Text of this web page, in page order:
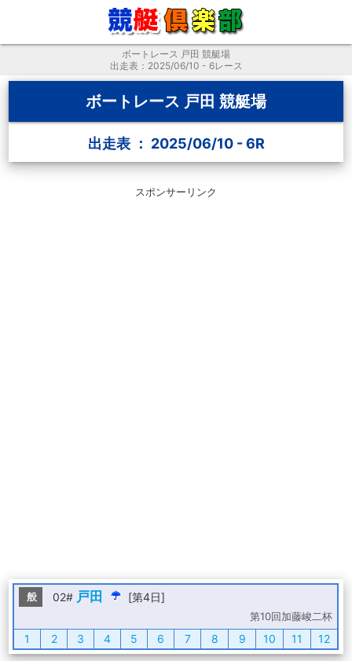
ボートレース 戸田 競艇場
出走表：2025/06/10 - 6レース
ボートレース 戸田 競艇場
出走表 ： 2025/06/10 - 6R
スポンサーリンク
般 02# 戸田 [第4日]
第10回加藤峻二杯
1 2 3 4 5 6 7 8 9 10 11 12